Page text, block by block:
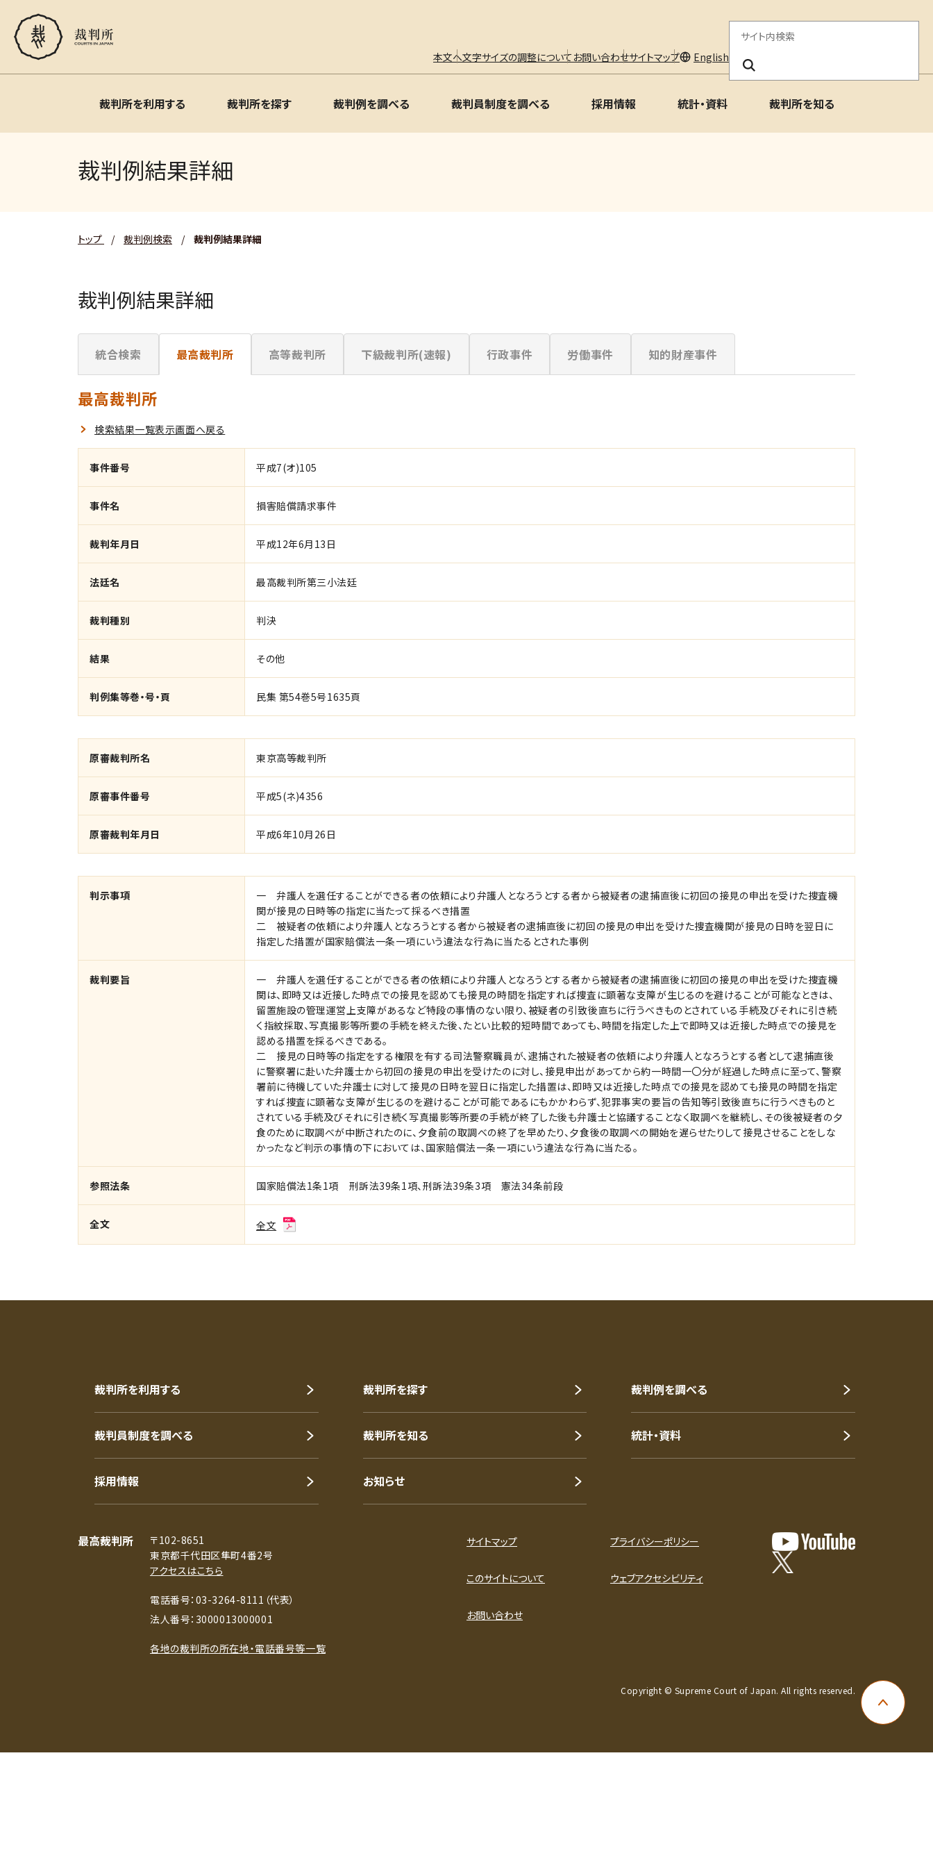
本文へ文字サイズの調整について お問い合わせサイトマップ English
サ
イ
ト
検
裁判所を利用する 裁判所を探す 裁判例を調べる 裁判員制度を調べる 採用情報 統計・資料 裁判所を知る
裁判例結果詳細
トップ / 裁判例検索 / 裁判例結果詳細
裁判例結果詳細
統合検索 最高裁判所 高等裁判所 下級裁判所(速報) 行政事件 労働事件 知的財産事件
最高裁判所
検索結果一覧表示画面へ戻る
事件番号 平成7(オ)105
事件名 損害賠償請求事件
裁判年月日 平成12年6月13日
法廷名 最高裁判所第三小法廷
裁判種別 判決
結果 その他
判例集等巻・号・頁 民集 第54巻5号1635頁
原審裁判所名 東京高等裁判所
原審事件番号 平成5(ネ)4356
原審裁判年月日 平成6年10月26日
判示事項
一 弁護人を選任することができる者の依頼により弁護人となろうとする者から被疑者の逮捕直後に初回の接見の申出を受けた捜査機
関が接見の日時等の指定に当たって採るべき措置
二 被疑者の依頼により弁護人となろうとする者から被疑者の逮捕直後に初回の接見の申出を受けた捜査機関が接見の日時を翌日に
指定した措置が国家賠償法一条一項にいう違法な行為に当たるとされた事例
裁判要旨
一 弁護人を選任することができる者の依頼により弁護人となろうとする者から被疑者の逮捕直後に初回の接見の申出を受けた捜査機
関は、即時又は近接した時点での接見を認めても接見の時間を指定すれば捜査に顕著な支障が生じるのを避けることが可能なときは、
留置施設の管理運営上支障があるなど特段の事情のない限り、被疑者の引致後直ちに行うべきものとされている手続及びそれに引き続
く指紋採取、写真撮影等所要の手続を終えた後、たとい比較的短時間であっても、時間を指定した上で即時又は近接した時点での接見を
認める措置を採るべきである。
二 接見の日時等の指定をする権限を有する司法警察職員が、逮捕された被疑者の依頼により弁護人となろうとする者として逮捕直後
に警察署に赴いた弁護士から初回の接見の申出を受けたのに対し、接見申出があってから約一時間一〇分が経過した時点に至って、警察
署前に待機していた弁護士に対して接見の日時を翌日に指定した措置は、即時又は近接した時点での接見を認めても接見の時間を指定
すれば捜査に顕著な支障が生じるのを避けることが可能であるにもかかわらず、犯罪事実の要旨の告知等引致後直ちに行うべきものと
されている手続及びそれに引き続く写真撮影等所要の手続が終了した後も弁護士と協議することなく取調べを継続し、その後被疑者の夕
食のために取調べが中断されたのに、夕食前の取調べの終了を早めたり、夕食後の取調べの開始を遅らせたりして接見させることをしな
かったなど判示の事情の下においては、国家賠償法一条一項にいう違法な行為に当たる。
参照法条 国家賠償法1条1項 刑訴法39条1項、刑訴法39条3項 憲法34条前段
全文 全文
ページ上
裁判所を利用する 裁判所を探す 裁判例を調べる
裁判員制度を調べる 裁判所を知る 統計・資料
採用情報 お知らせ
最高裁判所
〒102-8651
東京都千代田区隼町4番2号
アクセスはこちら
電話番号：03-3264-8111（代表）
法人番号：3000013000001
各地の裁判所の所在地・電話番号等一覧
サイトマップ プライバシーポリシー
このサイトについて ウェブアクセシビリティ
お問い合わせ
Copyright © Supreme Court of Japan. All rights reserved.